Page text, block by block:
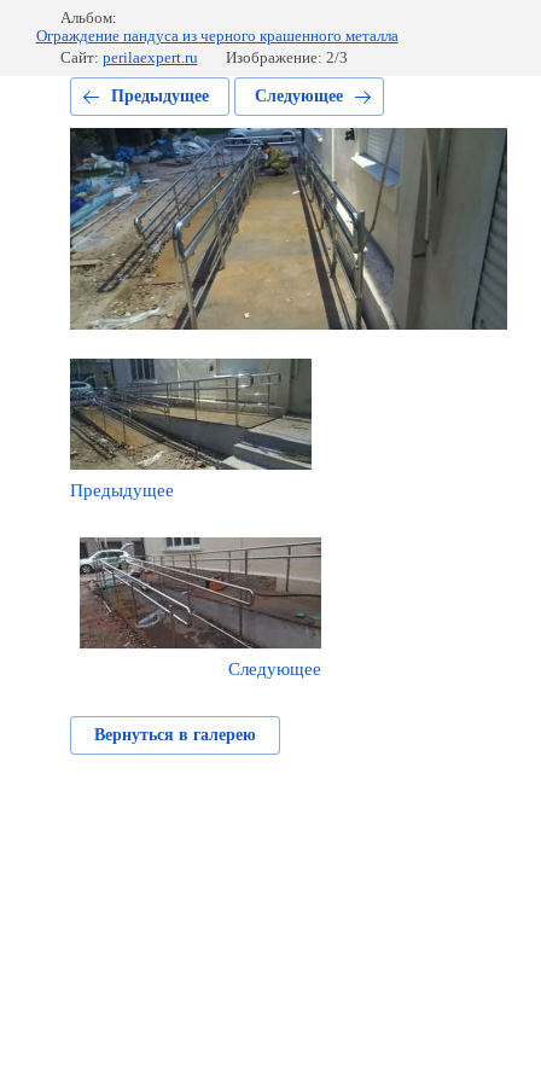
Альбом:
Ограждение пандуса из черного крашенного металла
Сайт: perilaexpert.ru Изображение: 2/3
Предыдущее Следующее
Предыдущее
Следующее
Вернуться в галерею